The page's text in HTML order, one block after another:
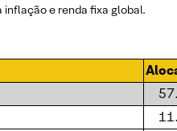
inflação e renda fixa global.